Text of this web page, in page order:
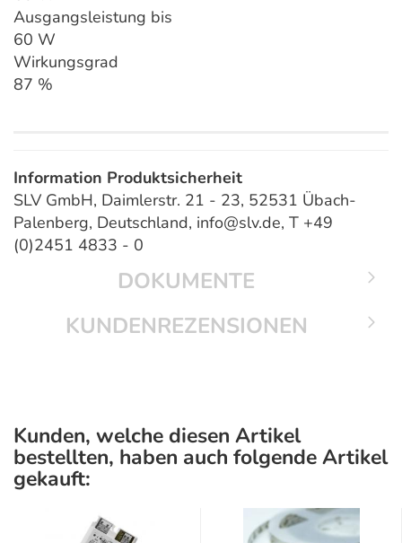
Ausgangsleistung bis
60 W
Wirkungsgrad
87 %
Information Produktsicherheit
SLV GmbH, Daimlerstr. 21 - 23, 52531 Übach-
Palenberg, Deutschland, info@slv.de, T +49
(0)2451 4833 - 0
DOKUMENTE
KUNDENREZENSIONEN
Kunden, welche diesen Artikel
bestellten, haben auch folgende Artikel
gekauft: